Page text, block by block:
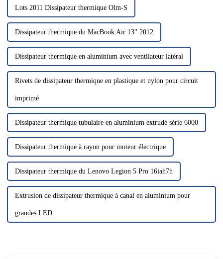
Lots 2011 Dissipateur thermique Olm-S
Dissipateur thermique du MacBook Air 13'' 2012
Dissipateur thermique en aluminium avec ventilateur latéral
Rivets de dissipateur thermique en plastique et nylon pour circuit
imprimé
Dissipateur thermique tubulaire en aluminium extrudé série 6000
Dissipateur thermique à rayon pour moteur électrique
Dissipateur thermique du Lenovo Legion 5 Pro 16iah7h
Extrusion de dissipateur thermique à canal en aluminium pour
grandes LED